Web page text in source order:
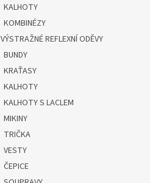
KALHOTY
KOMBINÉZY
VÝSTRAŽNÉ REFLEXNÍ ODĚVY
BUNDY
KRAŤASY
KALHOTY
KALHOTY S LACLEM
MIKINY
TRIČKA
VESTY
ČEPICE